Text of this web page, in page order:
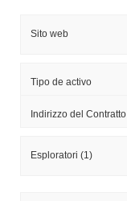
Sito web
Tipo de activo
Indirizzo del Contratto
Esploratori (1)